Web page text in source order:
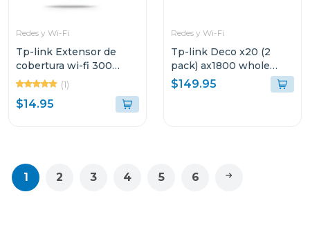
Redes y Wi-Fi
Tp-link Extensor de
cobertura wi-fi 300
mbps mw300
(1)
$14.95
Redes y Wi-Fi
Tp-link Deco x20 (2
pack) ax1800 whole
home mesh
$149.95
1 2 3 4 5 6